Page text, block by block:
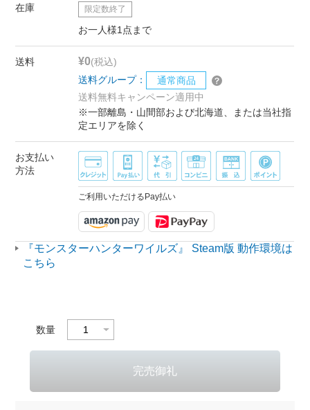
在庫 限定数終了
お一人様1点まで
送料 ¥0(税込)
送料グループ：
通常商品
送料無料キャンペーン適用中
※一部離島・山間部および北海道、または当社指
定エリアを除く
お支払い
方法
ご利用いただけるPay払い
『モンスターハンターワイルズ』 Steam版 動作環境は
こちら
数量